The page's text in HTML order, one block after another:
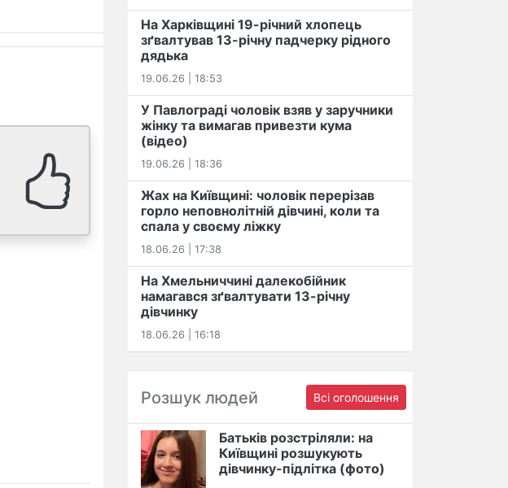
На Харківщині 19-річний хлопець​
️зґвалтував 13-річну падчерку рідного
дядька
19.06.26 | 18:53
У Павлограді чоловік взяв у заручники
жінку та вимагав привезти кума
(відео)
19.06.26 | 18:36
Жах на Київщині: чоловік перерізав
горло неповнолітній дівчині, коли та
спала у своєму ліжку
18.06.26 | 17:38
На Хмельниччині далекобійник
намагався зґвалтувати 13-річну
дівчинку
18.06.26 | 16:18
Розшук людей Всі оголошення
Батьків розстріляли: на
Київщині розшукують
дівчинку-підлітка (фото)